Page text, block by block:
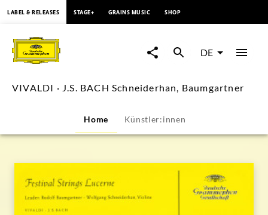
VIVALDI
J.S.
Schneiderhan,
Baumgartner
LABEL & RELEASES STAGE+ GRAINS MUSIC SHOP
DE
VIVALDI · J.S. BACH Schneiderhan, Baumgartner
Home Künstler:innen